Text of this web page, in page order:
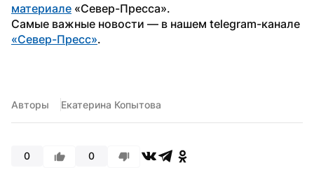
материале «Север-Пресса».
«Север-Пресс».
Авторы Екатерина Копытова
0 0